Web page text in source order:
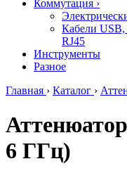
Коммутация ›
Кабели USB,
RJ45
Инструменты
Разное
Главная › Каталог ›
6 ГГц)